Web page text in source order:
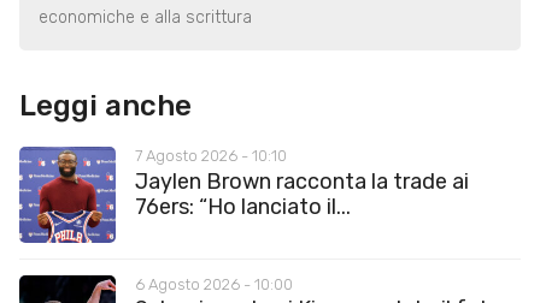
economiche e alla scrittura
Leggi anche
7 Agosto 2026 - 10:10
Jaylen Brown racconta la trade ai
76ers: “Ho lanciato il...
6 Agosto 2026 - 10:00